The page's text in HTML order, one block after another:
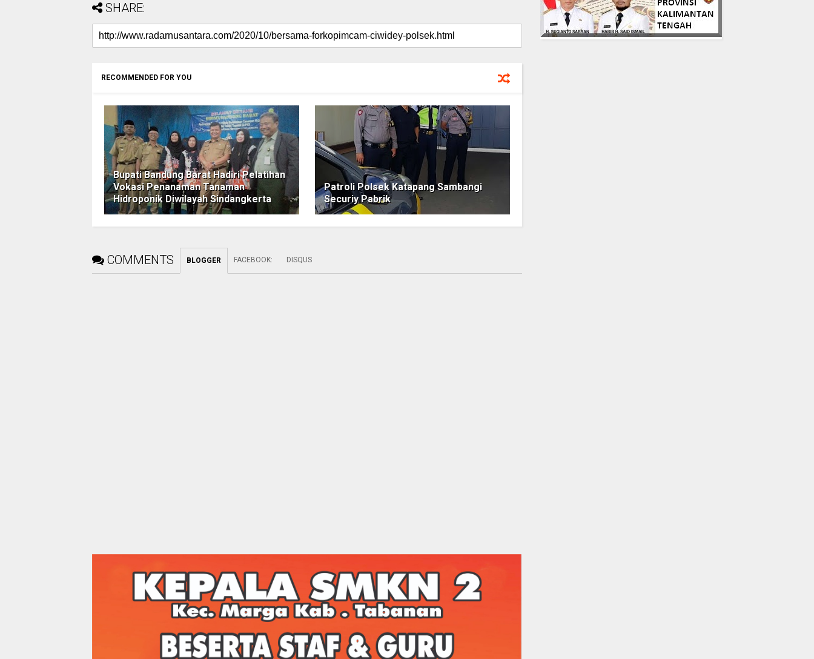
SHARE:
RECOMMENDED FOR YOU
Bupati Bandung Barat Hadiri Pelatihan
Vokasi Penanaman Tanaman
Hidroponik Diwilayah Sindangkerta
Patroli Polsek Katapang Sambangi
Securiy Pabrik
COMMENTS BLOGGER FACEBOOK: DISQUS